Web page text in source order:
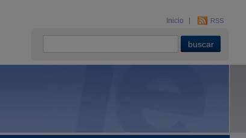
Inicio RSS